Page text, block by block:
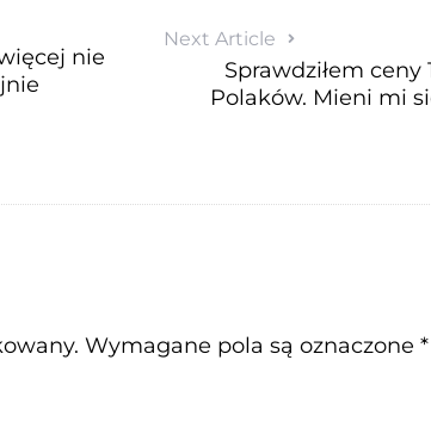
nie
Next Article
Sprawdziłem
Polaków. Mieni mi
Wymagane pola są oznaczone *